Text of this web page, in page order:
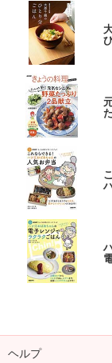
ヘルプ